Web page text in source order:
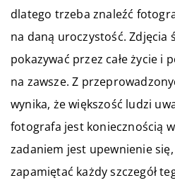
dlatego trzeba znaleźć
na daną uroczystość. Zdjęcia
pokazywać przez całe życie i
na zawsze. Z
wynika, że większość ludzi
fotografa jest koniecznością
zadaniem jest upewnienie
zapamiętać każdy szczegół